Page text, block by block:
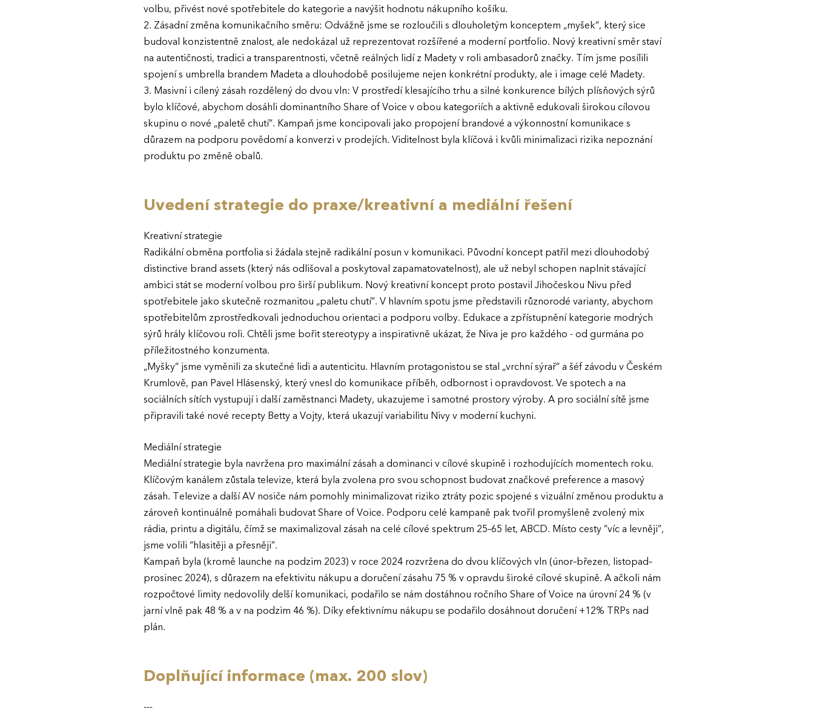
volbu, přivést nové spotřebitele do kategorie a navýšit hodnotu nákupního košíku.
2. Zásadní změna komunikačního směru: Odvážně jsme se rozloučili s dlouholetým konceptem „myšek“, který sice
budoval konzistentně znalost, ale nedokázal už reprezentovat rozšířené a moderní portfolio. Nový kreativní směr staví
na autentičnosti, tradici a transparentnosti, včetně reálných lidí z Madety v roli ambasadorů značky. Tím jsme posílili
spojení s umbrella brandem Madeta a dlouhodobě posilujeme nejen konkrétní produkty, ale i image celé Madety.
3. Masivní i cílený zásah rozdělený do dvou vln: V prostředí klesajícího trhu a silné konkurence bílých plísňových sýrů
bylo klíčové, abychom dosáhli dominantního Share of Voice v obou kategoriích a aktivně edukovali širokou cílovou
skupinu o nové „paletě chutí“. Kampaň jsme koncipovali jako propojení brandové a výkonnostní komunikace s
důrazem na podporu povědomí a konverzi v prodejích. Viditelnost byla klíčová i kvůli minimalizaci rizika nepoznání
produktu po změně obalů.
Uvedení strategie do praxe/kreativní a mediální řešení
Kreativní strategie
Radikální obměna portfolia si žádala stejně radikální posun v komunikaci. Původní koncept patřil mezi dlouhodobý
distinctive brand assets (který nás odlišoval a poskytoval zapamatovatelnost), ale už nebyl schopen naplnit stávající
ambici stát se moderní volbou pro širší publikum. Nový kreativní koncept proto postavil Jihočeskou Nivu před
spotřebitele jako skutečně rozmanitou „paletu chutí“. V hlavním spotu jsme představili různorodé varianty, abychom
spotřebitelům zprostředkovali jednoduchou orientaci a podporu volby. Edukace a zpřístupnění kategorie modrých
sýrů hrály klíčovou roli. Chtěli jsme bořit stereotypy a inspirativně ukázat, že Niva je pro každého - od gurmána po
příležitostného konzumenta.
„Myšky“ jsme vyměnili za skutečné lidi a autenticitu. Hlavním protagonistou se stal „vrchní sýrař“ a šéf závodu v Českém
Krumlově, pan Pavel Hlásenský, který vnesl do komunikace příběh, odbornost i opravdovost. Ve spotech a na
sociálních sítích vystupují i další zaměstnanci Madety, ukazujeme i samotné prostory výroby. A pro sociální sítě jsme
připravili také nové recepty Betty a Vojty, která ukazují variabilitu Nivy v moderní kuchyni.
Mediální strategie
Mediální strategie byla navržena pro maximální zásah a dominanci v cílové skupině i rozhodujících momentech roku.
Klíčovým kanálem zůstala televize, která byla zvolena pro svou schopnost budovat značkové preference a masový
zásah. Televize a další AV nosiče nám pomohly minimalizovat riziko ztráty pozic spojené s vizuální změnou produktu a
zároveň kontinuálně pomáhali budovat Share of Voice. Podporu celé kampaně pak tvořil promyšleně zvolený mix
rádia, printu a digitálu, čímž se maximalizoval zásah na celé cílové spektrum 25–65 let, ABCD. Místo cesty “víc a levněji”,
jsme volili “hlasitěji a přesněji”.
Kampaň byla (kromě launche na podzim 2023) v roce 2024 rozvržena do dvou klíčových vln (únor–březen, listopad–
prosinec 2024), s důrazem na efektivitu nákupu a doručení zásahu 75 % v opravdu široké cílové skupině. A ačkoli nám
rozpočtové limity nedovolily delší komunikaci, podařilo se nám dostáhnou ročního Share of Voice na úrovní 24 % (v
jarní vlně pak 48 % a v na podzim 46 %). Díky efektivnímu nákupu se podařilo dosáhnout doručení +12% TRPs nad
plán.
Doplňující informace (max. 200 slov)
---